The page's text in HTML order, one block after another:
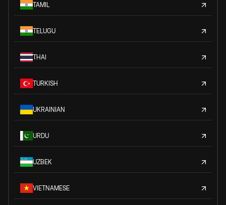
TAMIL
TELUGU
THAI
TURKISH
UKRAINIAN
URDU
UZBEK
VIETNAMESE